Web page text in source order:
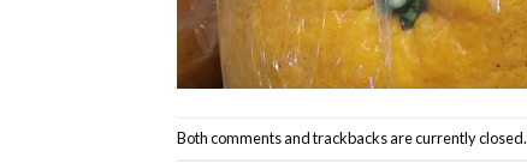
Both comments and trackbacks are currently closed.